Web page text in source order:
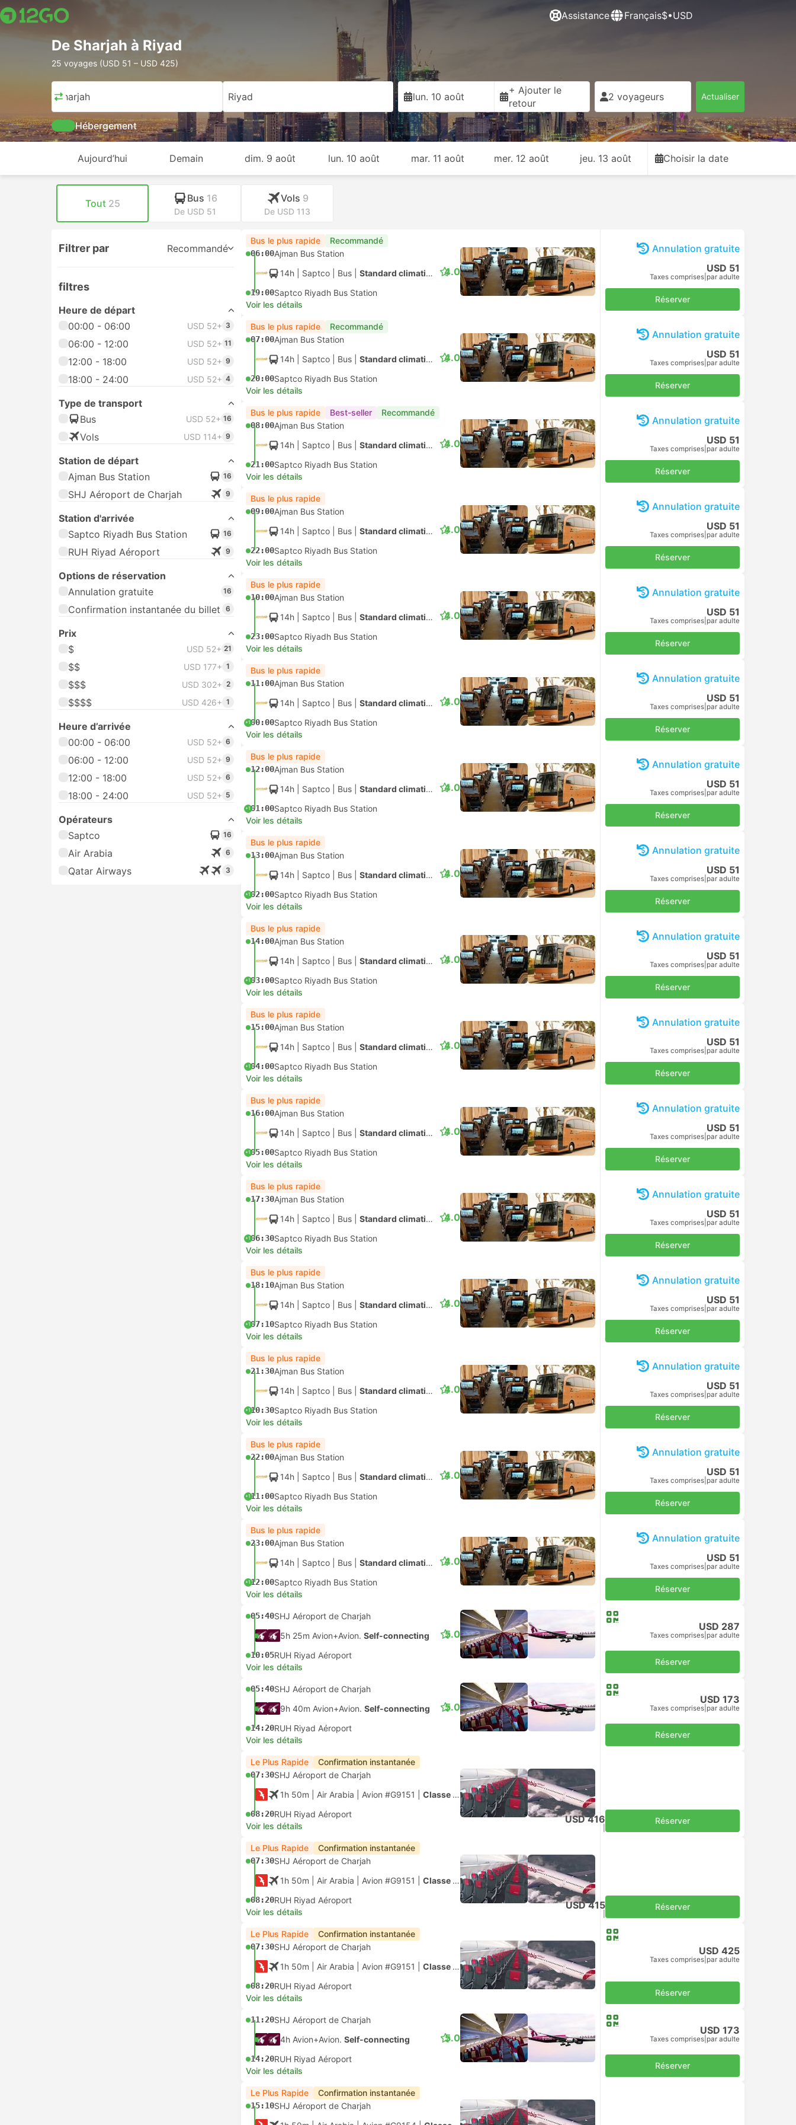
Assistance Français$•USD
De Sharjah à Riyad
25 voyages (USD 51 – USD 425)
Sharjah Riyad lun. 10 août
+ Ajouter le
retour
2 voyageurs Actualiser
Hébergement
Aujourd’hui Demain dim. 9 août lun. 10 août mar. 11 août mer. 12 août jeu. 13 août Choisir la date
Tout 25 Bus 16
De USD 51
Vols 9
De USD 113
Filtrer par Recommandé
filtres
Heure de départ
00:00 - 06:00
USD 52+ 3
06:00 - 12:00 USD 52+ 11
12:00 - 18:00 USD 52+ 9
18:00 - 24:00 USD 52+ 4
Type de transport
Bus
USD 52+ 16
Vols USD 114+ 9
Station de départ
Ajman Bus Station
16
SHJ Aéroport de Charjah 9
Station d'arrivée
Saptco Riyadh Bus Station
16
RUH Riyad Aéroport 9
Options de réservation
Annulation gratuite
16
Confirmation instantanée du billet 6
Prix
$
USD 52+ 21
$$ USD 177+ 1
$$$ USD 302+ 2
$$$$ USD 426+ 1
Heure d’arrivée
00:00 - 06:00
USD 52+ 6
06:00 - 12:00 USD 52+ 9
12:00 - 18:00 USD 52+ 6
18:00 - 24:00 USD 52+ 5
Opérateurs
Saptco
16
Air Arabia 6
Qatar Airways 3
Bus le plus rapide Recommandé
06:00Ajman Bus Station
14h | Saptco Bus Standard climatisé
19:00Saptco Riyadh Bus Station
4.0
Voir les détails
Annulation gratuite
USD 51
Taxes comprises par adulte
Réserver
Bus le plus rapide Recommandé
07:00Ajman Bus Station
14h | Saptco Bus Standard climatisé
20:00Saptco Riyadh Bus Station
4.0
Voir les détails
Annulation gratuite
USD 51
Taxes comprises par adulte
Réserver
Bus le plus rapide Best-seller Recommandé
08:00Ajman Bus Station
14h | Saptco Bus Standard climatisé
21:00Saptco Riyadh Bus Station
4.0
Voir les détails
Annulation gratuite
USD 51
Taxes comprises par adulte
Réserver
Bus le plus rapide
09:00Ajman Bus Station
14h | Saptco Bus Standard climatisé
22:00Saptco Riyadh Bus Station
4.0
Voir les détails
Annulation gratuite
USD 51
Taxes comprises par adulte
Réserver
Bus le plus rapide
10:00Ajman Bus Station
14h | Saptco Bus Standard climatisé
23:00Saptco Riyadh Bus Station
4.0
Voir les détails
Annulation gratuite
USD 51
Taxes comprises par adulte
Réserver
Bus le plus rapide
11:00Ajman Bus Station
14h | Saptco Bus Standard climatisé
+100:00Saptco Riyadh Bus Station
4.0
Voir les détails
Annulation gratuite
USD 51
Taxes comprises par adulte
Réserver
Bus le plus rapide
12:00Ajman Bus Station
14h | Saptco Bus Standard climatisé
+101:00Saptco Riyadh Bus Station
4.0
Voir les détails
Annulation gratuite
USD 51
Taxes comprises par adulte
Réserver
Bus le plus rapide
13:00Ajman Bus Station
14h | Saptco Bus Standard climatisé
+102:00Saptco Riyadh Bus Station
4.0
Voir les détails
Annulation gratuite
USD 51
Taxes comprises par adulte
Réserver
Bus le plus rapide
14:00Ajman Bus Station
14h | Saptco Bus Standard climatisé
+103:00Saptco Riyadh Bus Station
4.0
Voir les détails
Annulation gratuite
USD 51
Taxes comprises par adulte
Réserver
Bus le plus rapide
15:00Ajman Bus Station
14h | Saptco Bus Standard climatisé
+104:00Saptco Riyadh Bus Station
4.0
Voir les détails
Annulation gratuite
USD 51
Taxes comprises par adulte
Réserver
Bus le plus rapide
16:00Ajman Bus Station
14h | Saptco Bus Standard climatisé
+105:00Saptco Riyadh Bus Station
4.0
Voir les détails
Annulation gratuite
USD 51
Taxes comprises par adulte
Réserver
Bus le plus rapide
17:30Ajman Bus Station
14h | Saptco Bus Standard climatisé
+106:30Saptco Riyadh Bus Station
4.0
Voir les détails
Annulation gratuite
USD 51
Taxes comprises par adulte
Réserver
Bus le plus rapide
18:10Ajman Bus Station
14h | Saptco Bus Standard climatisé
+107:10Saptco Riyadh Bus Station
4.0
Voir les détails
Annulation gratuite
USD 51
Taxes comprises par adulte
Réserver
Bus le plus rapide
21:30Ajman Bus Station
14h | Saptco Bus Standard climatisé
+110:30Saptco Riyadh Bus Station
4.0
Voir les détails
Annulation gratuite
USD 51
Taxes comprises par adulte
Réserver
Bus le plus rapide
22:00Ajman Bus Station
14h | Saptco Bus Standard climatisé
+111:00Saptco Riyadh Bus Station
4.0
Voir les détails
Annulation gratuite
USD 51
Taxes comprises par adulte
Réserver
Bus le plus rapide
23:00Ajman Bus Station
14h | Saptco Bus Standard climatisé
+112:00Saptco Riyadh Bus Station
4.0
Voir les détails
Annulation gratuite
USD 51
Taxes comprises par adulte
Réserver
05:40SHJ Aéroport de Charjah
5h 25m Avion+Avion. Self-connecting
10:05RUH Riyad Aéroport
5.0
Voir les détails
USD 287
Taxes comprises par adulte
Réserver
05:40SHJ Aéroport de Charjah
9h 40m Avion+Avion. Self-connecting
14:20RUH Riyad Aéroport
5.0
Voir les détails
USD 173
Taxes comprises par adulte
Réserver
Le Plus Rapide Confirmation instantanée
07:30SHJ Aéroport de Charjah
1h 50m | Air Arabia Avion #G9151 Classe économique
08:20RUH Riyad Aéroport
Voir les détails
USD 416 Réserver
Le Plus Rapide Confirmation instantanée
07:30SHJ Aéroport de Charjah
1h 50m | Air Arabia Avion #G9151 Classe économique
08:20RUH Riyad Aéroport
Voir les détails
USD 415 Réserver
Le Plus Rapide Confirmation instantanée
07:30SHJ Aéroport de Charjah
1h 50m | Air Arabia Avion #G9151 Classe économique
08:20RUH Riyad Aéroport
Voir les détails
USD 425
Taxes comprises par adulte
Réserver
11:20SHJ Aéroport de Charjah
4h Avion+Avion. Self-connecting
14:20RUH Riyad Aéroport
5.0
Voir les détails
USD 173
Taxes comprises par adulte
Réserver
Le Plus Rapide Confirmation instantanée
15:10SHJ Aéroport de Charjah